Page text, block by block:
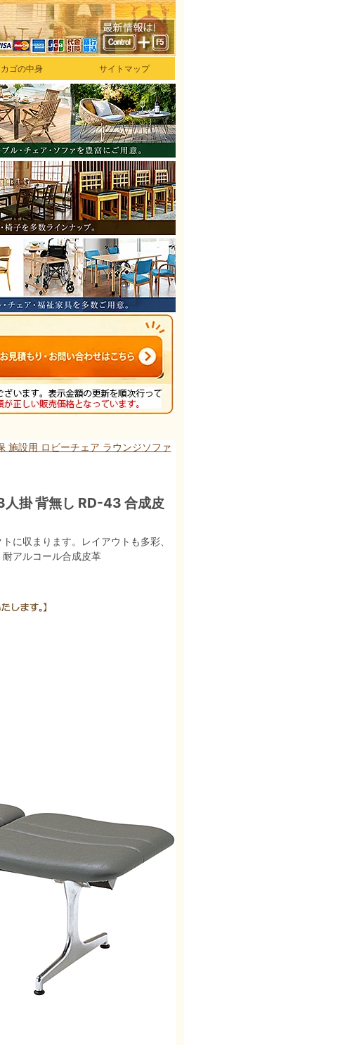
カゴの中身 サイトマップ
施設用 ロビーチェア ラウンジソファ
掛 背無し RD-43 合成皮
に収まります。レイアウトも多彩、
アルコール合成皮革